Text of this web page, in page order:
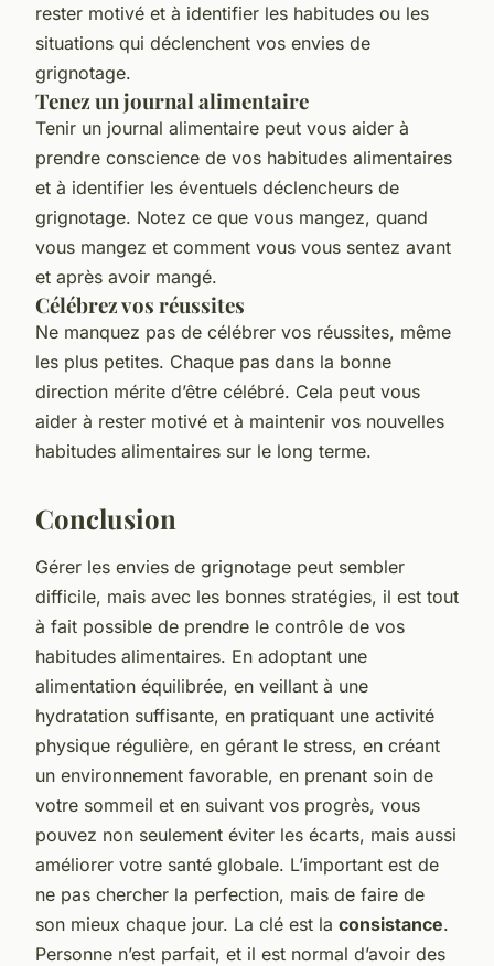
rester motivé et à identifier les habitudes ou les
situations qui déclenchent vos envies de
grignotage.
Tenez un journal alimentaire
Tenir un journal alimentaire peut vous aider à
prendre conscience de vos habitudes alimentaires
et à identifier les éventuels déclencheurs de
grignotage. Notez ce que vous mangez, quand
vous mangez et comment vous vous sentez avant
et après avoir mangé.
Célébrez vos réussites
Ne manquez pas de célébrer vos réussites, même
les plus petites. Chaque pas dans la bonne
direction mérite d’être célébré. Cela peut vous
aider à rester motivé et à maintenir vos nouvelles
habitudes alimentaires sur le long terme.
Conclusion
Gérer les envies de grignotage peut sembler
difficile, mais avec les bonnes stratégies, il est tout
à fait possible de prendre le contrôle de vos
habitudes alimentaires. En adoptant une
alimentation équilibrée, en veillant à une
hydratation suffisante, en pratiquant une activité
physique régulière, en gérant le stress, en créant
un environnement favorable, en prenant soin de
votre sommeil et en suivant vos progrès, vous
pouvez non seulement éviter les écarts, mais aussi
améliorer votre santé globale. L’important est de
ne pas chercher la perfection, mais de faire de
son mieux chaque jour. La clé est la consistance.
Personne n’est parfait, et il est normal d’avoir des